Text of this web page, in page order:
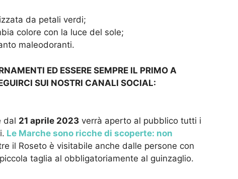
da petali verdi;
colore con la luce del sole;
maleodoranti.
ED ESSERE SEMPRE IL PRIMO A
SUI NOSTRI CANALI SOCIAL:
dal 21 aprile 2023 verrà aperto al pubblico tutti i
Le Marche sono ricche di scoperte: non
il Roseto è visitabile anche dalle persone con
taglia al obbligatoriamente al guinzaglio.